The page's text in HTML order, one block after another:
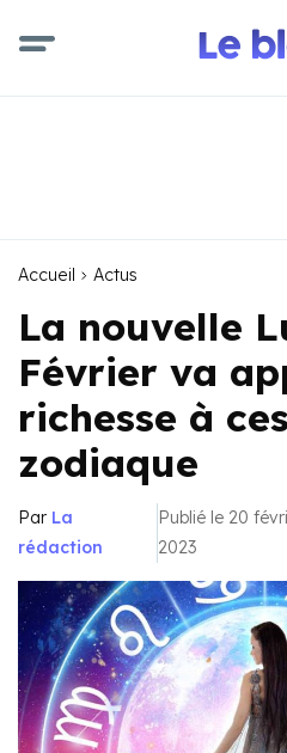
Accueil Actus
La nouvelle
Février va
richesse à
zodiaque
Par La
rédaction
Publié le 20
2023